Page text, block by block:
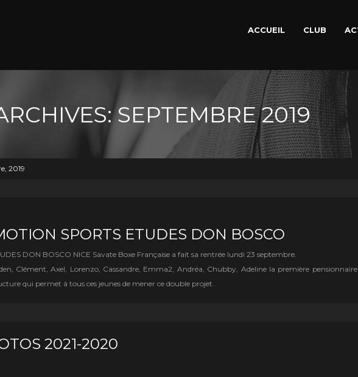
ACCUEIL CLUB
SEPTEMBRE 2019
2019
SPORTS ETUDES DON BOSCO
DON BOSCO NICE Savate Boxe Française a fait sa rentrée lundi 23 septembre.
Clément, Axel, Lorenzo, Cassandre, Emma2, Andréa, Chubby, Adeline la première
qui permet à tous ces jeunes de mener ce double projet.
2021-2020